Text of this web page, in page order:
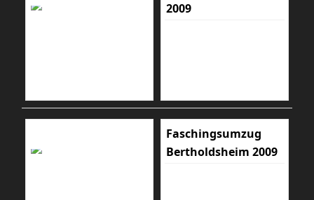
2009
Faschingsumzug
Bertholdsheim 2009